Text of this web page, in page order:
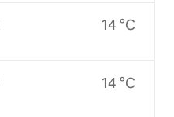
14 °C
14 °C